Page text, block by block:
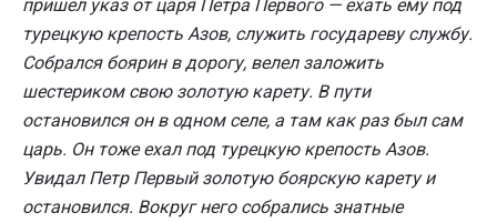
пришёл указ от царя Петра Первого — ехать ему под
турецкую крепость Азов, служить государеву службу.
Собрался боярин в дорогу, велел заложить
шестериком свою золотую карету. В пути
остановился он в одном селе, а там как раз был сам
царь. Он тоже ехал под турецкую крепость Азов.
Увидал Петр Первый золотую боярскую карету и
остановился. Вокруг него собрались знатные